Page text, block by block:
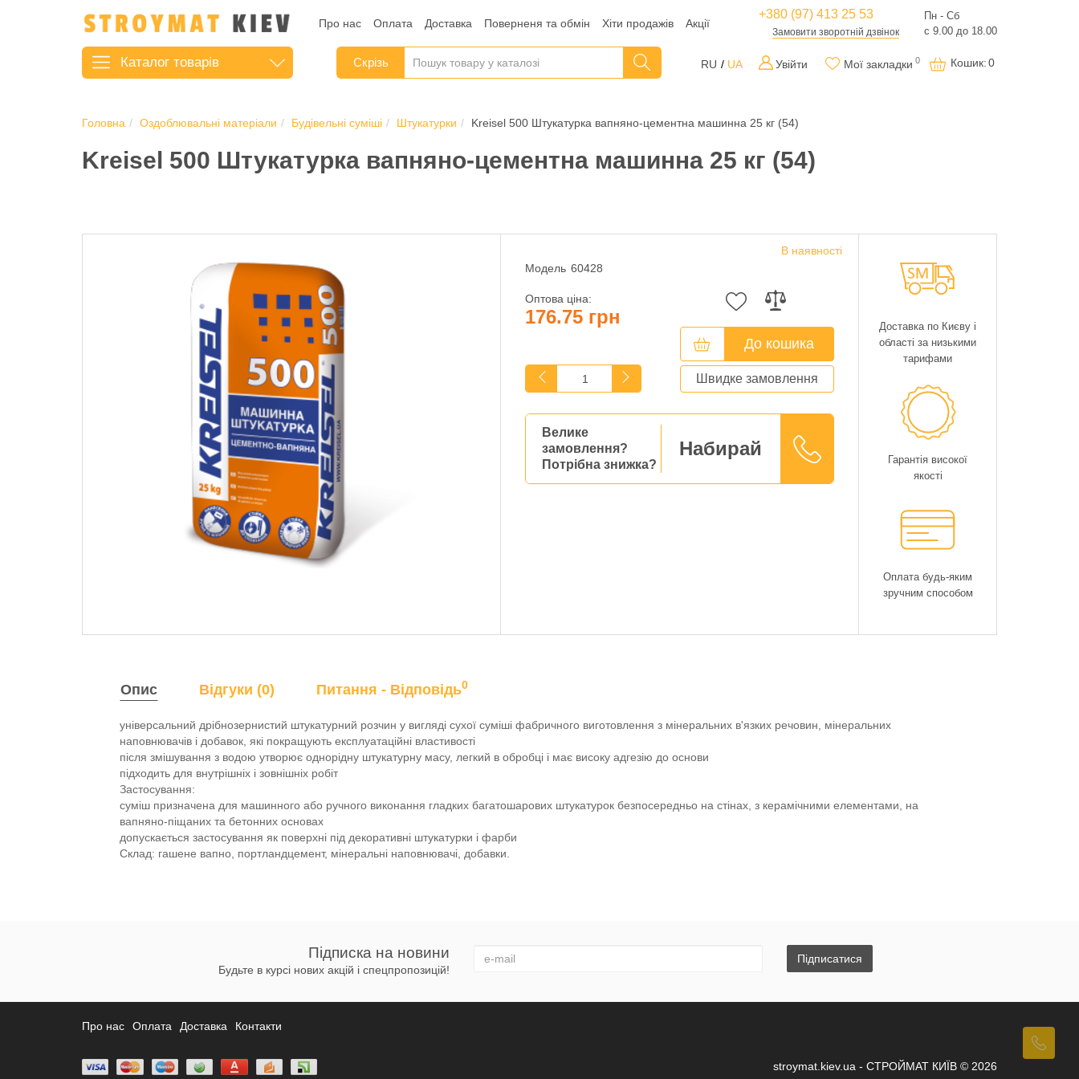
Про нас Оплата Доставка Поверненя та обмін Хіти продажів Акції
+380 (97) 413 25 53
Замовити зворотній дзвінок
Пн - Сб
с 9.00 до 18.00
Каталог товарів Скрізь RU UA Увійти Мої закладки 0 Кошик: 0
Головна Оздоблювальні матеріали Будівельні суміші Штукатурки Kreisel 500 Штукатурка вапняно-цементна машинна 25 кг (54)
Kreisel 500 Штукатурка вапняно-цементна машинна 25 кг (54)
Модель 60428
В наявності
Оптова ціна:
176.75 грн
До кошика
Швидке замовлення
Велике
замовлення?
Потрібна знижка?
Набирай
Доставка по Києву і
області за низькими
тарифами
Гарантія високої
якості
Оплата будь-яким
зручним способом
Опис Відгуки (0) Питання - Відповідь0
універсальний дрібнозернистий штукатурний розчин у вигляді сухої суміші фабричного виготовлення з мінеральних в'язких речовин, мінеральних
наповнювачів і добавок, які покращують експлуатаційні властивості
після змішування з водою утворює однорідну штукатурну масу, легкий в обробці і має високу адгезію до основи
підходить для внутрішніх і зовнішніх робіт
Застосування:
суміш призначена для машинного або ручного виконання гладких багатошарових штукатурок безпосередньо на стінах, з керамічними елементами, на
вапняно-піщаних та бетонних основах
допускається застосування як поверхні під декоративні штукатурки і фарби
Склад: гашене вапно, портландцемент, мінеральні наповнювачі, добавки.
Підписка на новини
Будьте в курсі нових акцій і спецпропозицій!
Підписатися
Про нас Оплата Доставка Контакти
stroymat.kiev.ua - СТРОЙМАТ КИЇВ © 2026